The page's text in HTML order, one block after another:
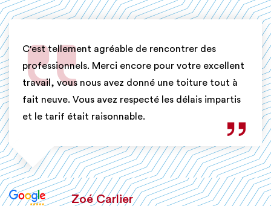
C'est tellement agréable de rencontrer des
professionnels. Merci encore pour votre excellent
travail, vous nous avez donné une toiture tout à
fait neuve. Vous avez respecté les délais impartis
et le tarif était raisonnable.
Zoé Carlier